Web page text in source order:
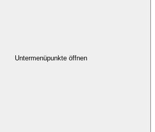
Untermenüpunkte öffnen